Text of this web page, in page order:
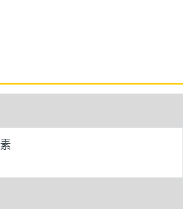
每位使用者能有更好的互動，
也同時獲得德國工業設計大獎
年設計獎，也同是國人的驕
的表現。